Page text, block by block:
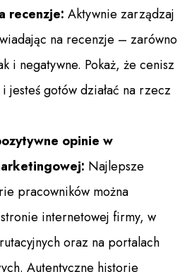
recenzje: Aktywnie zarządzaj
na recenzje – zarówno
i negatywne. Pokaż, że cenisz
jesteś gotów działać na rzecz
opinie w
Najlepsze
pracowników można
internetowej firmy, w
oraz na portalach
Autentyczne historie